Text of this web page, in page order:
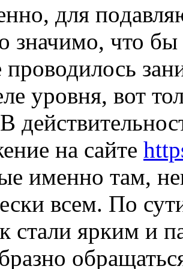
для
значимо, что
проводилось
уровня, вот
на сайте
именно там,
всем. По
стали ярким и